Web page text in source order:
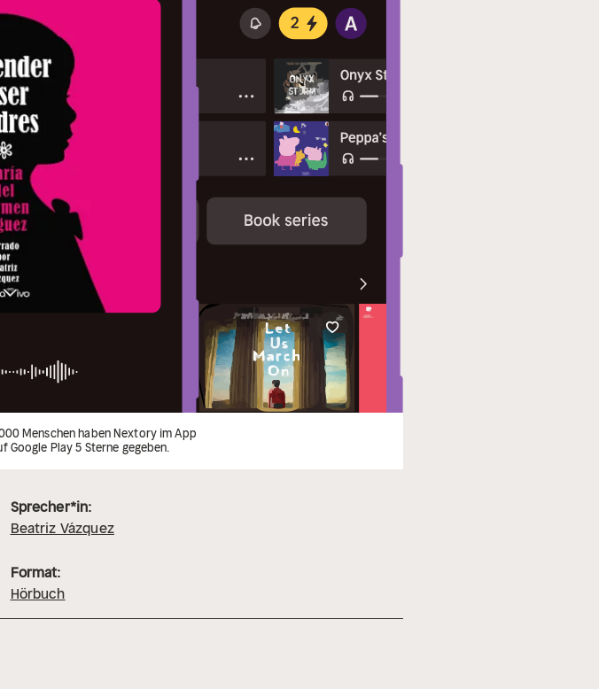
Menschen haben Nextory im App
Google Play 5 Sterne gegeben.
Sprecher*in:
Beatriz Vázquez
Format:
Hörbuch